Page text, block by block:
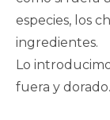
especies, los
ingredientes.
Lo
fuera y dorado.